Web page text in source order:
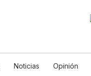
Noticias Opinión